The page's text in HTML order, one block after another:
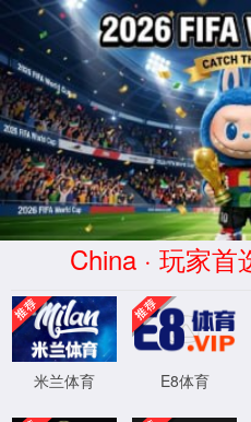
2025年足球数据网站
时间：2025-